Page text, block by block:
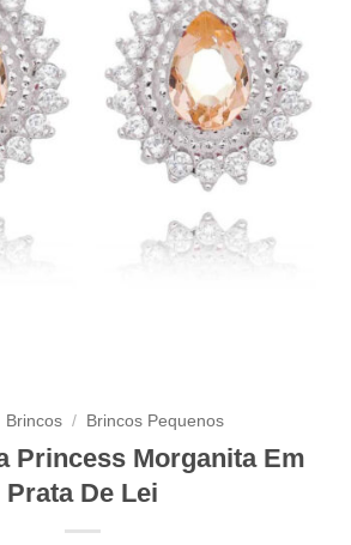
Brincos / Brincos Pequenos
Princess Morganita Em
Prata De Lei